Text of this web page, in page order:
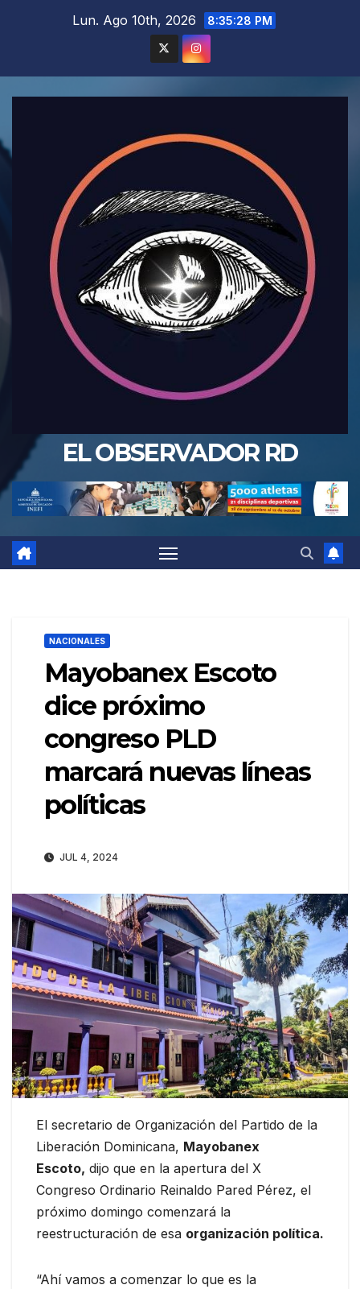
Lun. Ago 10th, 2026 8:35:29 PM
EL OBSERVADOR RD
NACIONALES
Mayobanex Escoto
dice próximo
congreso PLD
marcará nuevas líneas
políticas
JUL 4, 2024
El secretario de Organización del Partido de la
Liberación Dominicana, Mayobanex
Escoto, dijo que en la apertura del X
Congreso Ordinario Reinaldo Pared Pérez, el
próximo domingo comenzará la
reestructuración de esa organización política.
“Ahí vamos a comenzar lo que es la